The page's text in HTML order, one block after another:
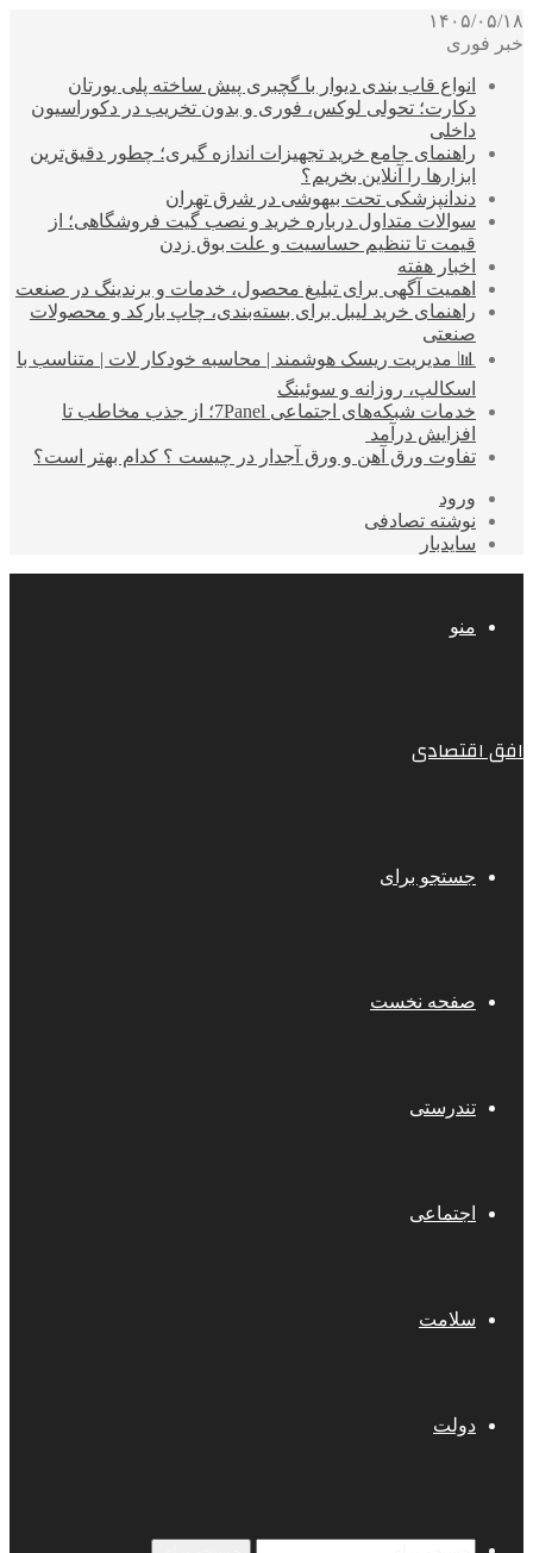
۱۴۰۵/۰۵/۱۸
خبر فوری
انواع قاب بندی دیوار با گچبری پیش ساخته پلی یورتان
دکارت؛ تحولی لوکس، فوری و بدون تخریب در دکوراسیون
داخلی
راهنمای جامع خرید تجهیزات اندازه گیری؛ چطور دقیق‌ترین
ابزارها را آنلاین بخریم؟
دندانپزشکی تحت بیهوشی در شرق تهران
سوالات متداول درباره خرید و نصب گیت فروشگاهی؛ از
قیمت تا تنظیم حساسیت و علت بوق زدن
اخبار هفته
اهمیت آگهی برای تبلیغ محصول، خدمات و برندینگ در صنعت
راهنمای خرید لیبل برای بسته‌بندی، چاپ بارکد و محصولات
صنعتی
📊 مدیریت ریسک هوشمند | محاسبه خودکار لات | متناسب با
اسکالپ، روزانه و سوئینگ
خدمات شبکه‌های اجتماعی 7Panel؛ از جذب مخاطب تا
افزایش درآمد
تفاوت ورق آهن و ورق آجدار در چیست ؟ کدام بهتر است؟
ورود
نوشته تصادفی
سایدبار
منو
افق اقتصادی
جستجو برای
صفحه نخست
تندرستی
اجتماعی
سلامت
دولت